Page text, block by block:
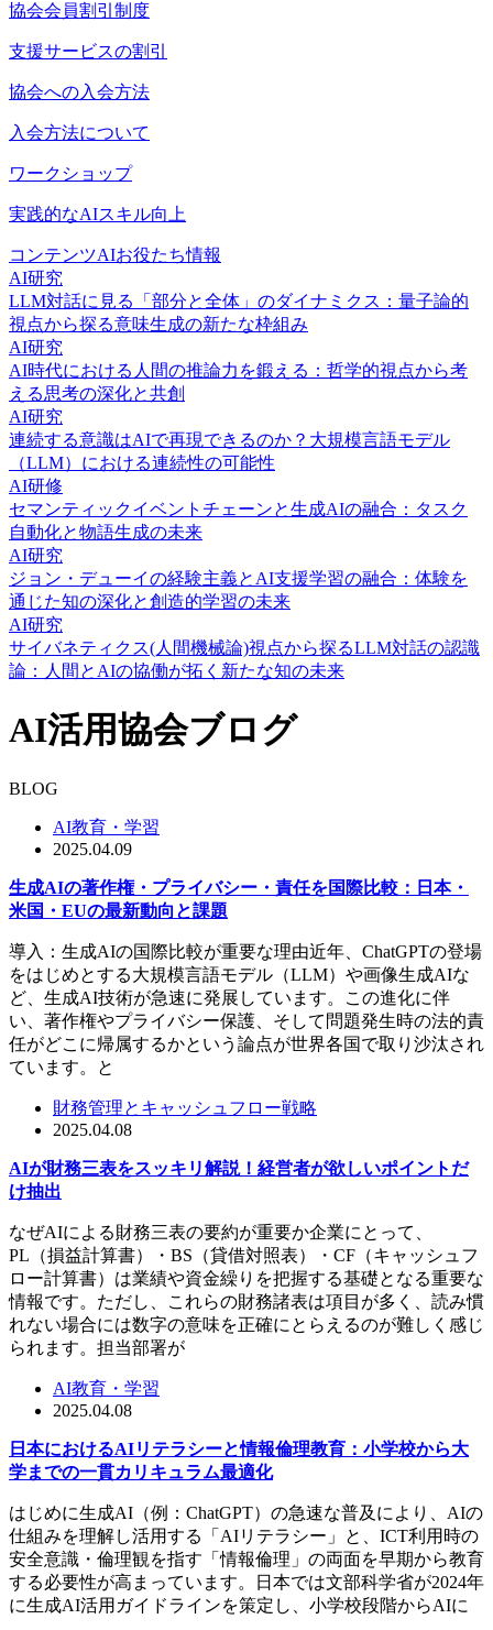
協会会員割引制度
支援サービスの割引
協会への入会方法
入会方法について
ワークショップ
実践的なAIスキル向上
コンテンツAIお役たち情報
AI研究
LLM対話に見る「部分と全体」のダイナミクス：量子論的
視点から探る意味生成の新たな枠組み
AI研究
AI時代における人間の推論力を鍛える：哲学的視点から考
える思考の深化と共創
AI研究
連続する意識はAIで再現できるのか？大規模言語モデル
（LLM）における連続性の可能性
AI研修
セマンティックイベントチェーンと生成AIの融合：タスク
自動化と物語生成の未来
AI研究
ジョン・デューイの経験主義とAI支援学習の融合：体験を
通じた知の深化と創造的学習の未来
AI研究
サイバネティクス(人間機械論)視点から探るLLM対話の認識
論：人間とAIの協働が拓く新たな知の未来
AI活用協会ブログ
BLOG
AI教育・学習
2025.04.09
生成AIの著作権・プライバシー・責任を国際比較：日本・
米国・EUの最新動向と課題
導入：生成AIの国際比較が重要な理由近年、ChatGPTの登場
をはじめとする大規模言語モデル（LLM）や画像生成AIな
ど、生成AI技術が急速に発展しています。この進化に伴
い、著作権やプライバシー保護、そして問題発生時の法的責
任がどこに帰属するかという論点が世界各国で取り沙汰され
ています。と
財務管理とキャッシュフロー戦略
2025.04.08
AIが財務三表をスッキリ解説！経営者が欲しいポイントだ
け抽出
なぜAIによる財務三表の要約が重要か企業にとって、
PL（損益計算書）・BS（貸借対照表）・CF（キャッシュフ
ロー計算書）は業績や資金繰りを把握する基礎となる重要な
情報です。ただし、これらの財務諸表は項目が多く、読み慣
れない場合には数字の意味を正確にとらえるのが難しく感じ
られます。担当部署が
AI教育・学習
2025.04.08
日本におけるAIリテラシーと情報倫理教育：小学校から大
学までの一貫カリキュラム最適化
はじめに生成AI（例：ChatGPT）の急速な普及により、AIの
仕組みを理解し活用する「AIリテラシー」と、ICT利用時の
安全意識・倫理観を指す「情報倫理」の両面を早期から教育
する必要性が高まっています。日本では文部科学省が2024年
に生成AI活用ガイドラインを策定し、小学校段階からAIに